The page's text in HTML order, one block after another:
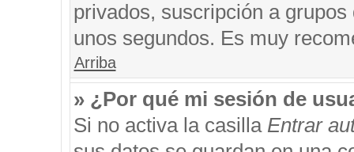
privados, suscripción a
unos segundos. Es muy
Arriba
» ¿Por qué mi sesión de
Si no activa la casilla Entrar